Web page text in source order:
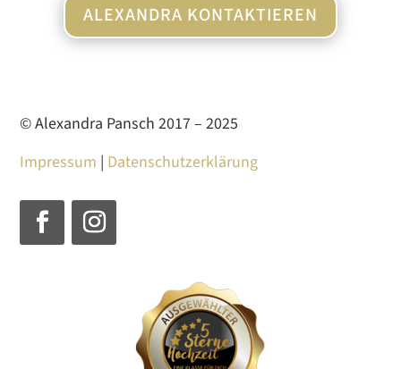
ALEXANDRA KONTAKTIEREN
© Alexandra Pansch 2017 – 2025
Impressum | Datenschutzerklärung